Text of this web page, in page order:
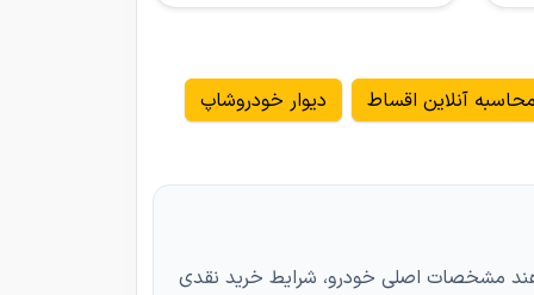
محاسبه آنلاین اقساط دیوار خودروشاپ
خریدارانی مناسب است که می‌خواهند مشخصات اصلی خودرو، شرایط خرید نقدی